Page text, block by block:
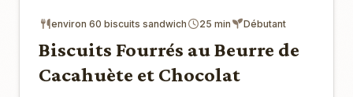
environ 60 biscuits sandwich 25 min Débutant
Biscuits Fourrés au Beurre de
Cacahuète et Chocolat